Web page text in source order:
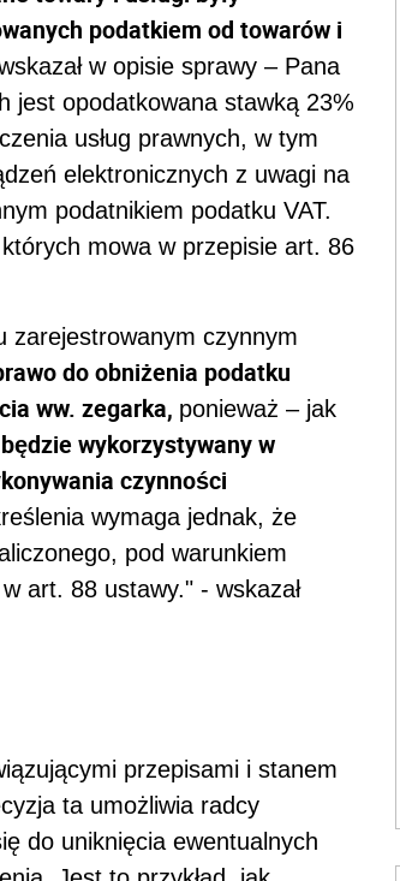
podatkiem od towarów i
w opisie sprawy – Pana
jest opodatkowana stawką 23%
usług prawnych, w tym
elektronicznych z uwagi na
podatnikiem podatku VAT.
mowa w przepisie art. 86
zarejestrowanym czynnym
do obniżenia podatku
ww. zegarka, ponieważ – jak
wykorzystywany w
czynności
wymaga jednak, że
pod warunkiem
art. 88 ustawy." - wskazał
przepisami i stanem
ta umożliwia radcy
do uniknięcia ewentualnych